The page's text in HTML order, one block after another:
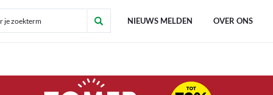
NIEUWS MELDEN OVER ONS